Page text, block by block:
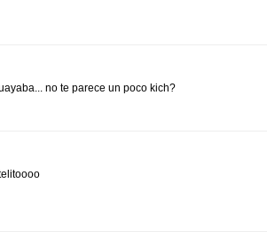
no te parece un poco kich?